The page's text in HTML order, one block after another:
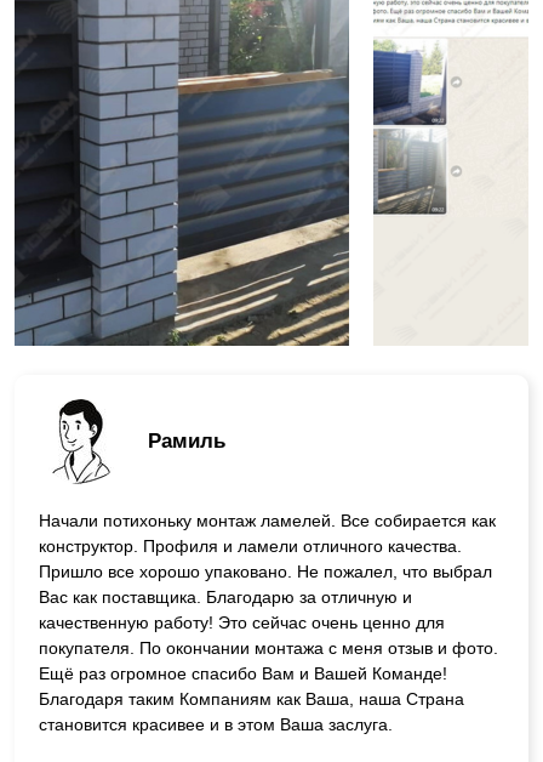
Рамиль
Начали потихоньку монтаж ламелей. Все собирается как
конструктор. Профиля и ламели отличного качества.
Пришло все хорошо упаковано. Не пожалел, что выбрал
Вас как поставщика. Благодарю за отличную и
качественную работу! Это сейчас очень ценно для
покупателя. По окончании монтажа с меня отзыв и фото.
Ещё раз огромное спасибо Вам и Вашей Команде!
Благодаря таким Компаниям как Ваша, наша Страна
становится красивее и в этом Ваша заслуга.